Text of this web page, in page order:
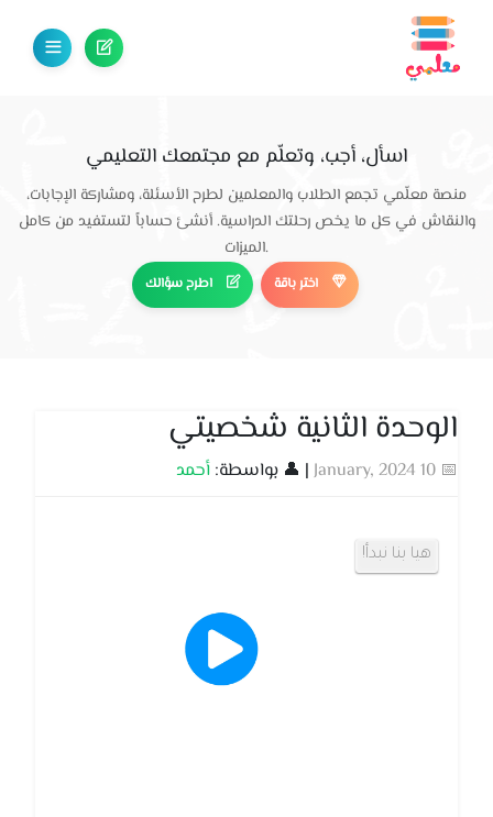
اسأل، أجب، وتعلّم مع مجتمعك التعليمي
منصة معلّمي تجمع الطلاب والمعلمين لطرح الأسئلة، ومشاركة الإجابات،
والنقاش في كل ما يخص رحلتك الدراسية. أنشئ حساباً لتستفيد من كامل
الميزات.
اطرح سؤالك اختر باقة
الوحدة الثانية شخصيتي
📅 10 January, 2024 | 👤 بواسطة: أحمد